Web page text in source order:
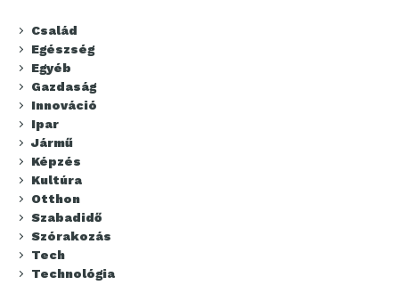
Család
Egészség
Egyéb
Gazdaság
Innováció
Ipar
Jármű
Képzés
Kultúra
Otthon
Szabadidő
Szórakozás
Tech
Technológia